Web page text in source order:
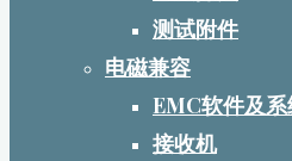
测试附件
电磁兼容
EMC软件及
接收机